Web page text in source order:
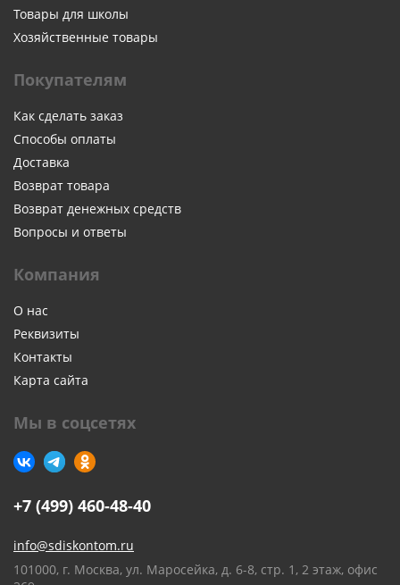
Товары для школы
Хозяйственные товары
Покупателям
Как сделать заказ
Способы оплаты
Доставка
Возврат товара
Возврат денежных средств
Вопросы и ответы
Компания
О нас
Реквизиты
Контакты
Карта сайта
Мы в соцсетях
+7 (499) 460-48-40
info@sdiskontom.ru
101000, г. Москва, ул. Маросейка, д. 6-8, стр. 1, 2 этаж, офис